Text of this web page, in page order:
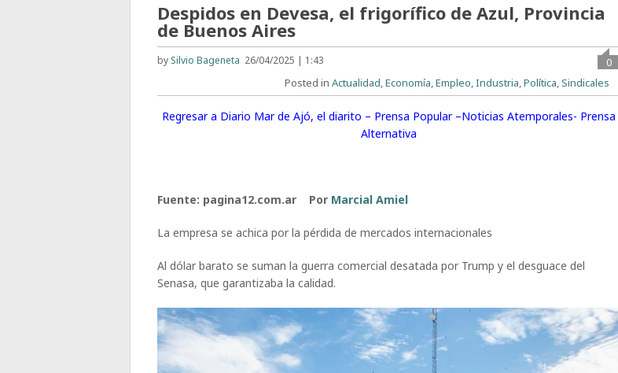
Despidos en Devesa, el frigorífico de Azul, Provincia
de Buenos Aires
by Silvio Bageneta 26/04/2025 | 1:43
0
Posted inActualidad,Economía,Empleo,Industria,Política,Sindicales
Regresar a Diario Mar de Ajó, el diarito – Prensa Popular –Noticias Atemporales- Prensa
Alternativa
Fuente: pagina12.com.ar Por Marcial Amiel
La empresa se achica por la pérdida de mercados internacionales
Al dólar barato se suman la guerra comercial desatada por Trump y el desguace del
Senasa, que garantizaba la calidad.